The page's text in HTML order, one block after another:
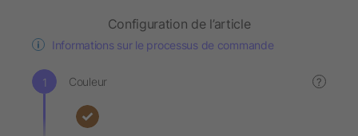
Configuration de l’article
Informations sur le processus de commande
Couleur ?